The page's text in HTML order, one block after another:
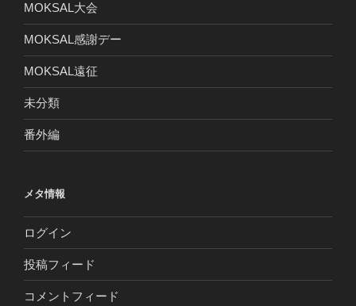
MOKSAL大会
MOKSAL感謝デー
MOKSAL遠征
未分類
番外編
メタ情報
ログイン
投稿フィード
コメントフィード